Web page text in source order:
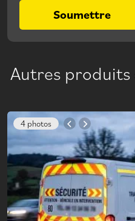
Soumettre
Autres produits
4 photos